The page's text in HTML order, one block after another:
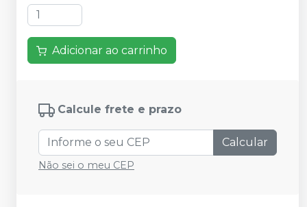
Adicionar ao carrinho
Calcule frete e prazo
Calcular
Não sei o meu CEP